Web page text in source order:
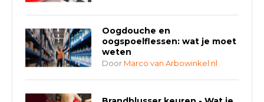
Oogdouche en
oogspoelflessen: wat je moet
weten
Door Marco van Arbowinkel.nl